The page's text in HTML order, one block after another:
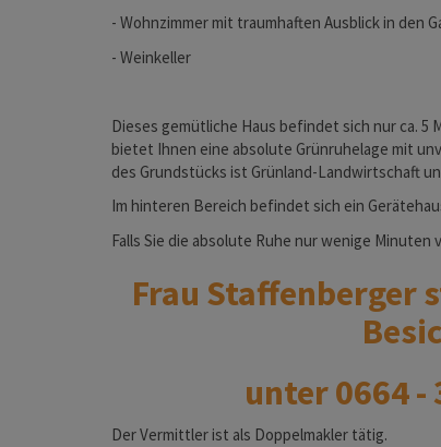
- Wohnzimmer mit traumhaften Ausblick in den
- Weinkeller
Dieses gemütliche Haus befindet sich nur ca.
bietet Ihnen eine absolute Grünruhelage mit
des Grundstücks ist Grünland-Landwirtschaft
Im hinteren Bereich befindet sich ein
Falls Sie die absolute Ruhe nur wenige
Frau Staffenberger
unter 0664 -
Der Vermittler ist als Doppelmakler tätig.